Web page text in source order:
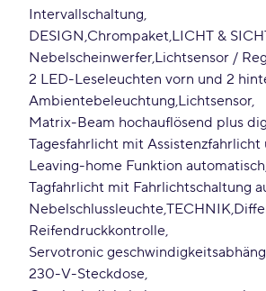
Intervallschaltung
DESIGN Chrompaket LICHT &
Nebelscheinwerfer Lichtsensor /
2 LED-Leseleuchten vorn und 2
Ambientebeleuchtung Lichtsensor
Matrix-Beam hochauflösend plus
Tagesfahrlicht mit Assistenzfahrlicht
Leaving-home Funktion automatisch
Tagfahrlicht mit Fahrlichtschaltung
NebelschlussleuchteTECHNIK
Reifendruckkontrolle
Servotronic
230-V-Steckdose